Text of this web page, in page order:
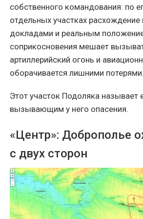
собственного командования: по
отдельных участках
докладами и реальным
соприкосновения мешает
артиллерийский огонь и
оборачивается лишними потерями.
Этот участок Подоляка называет
вызывающим у него опасения.
«Центр»: Доброполье
с двух сторон